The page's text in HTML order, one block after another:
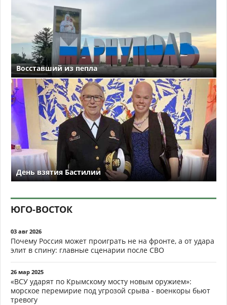
Восставший из пепла
День взятия Бастилии
ЮГО-ВОСТОК
03 авг 2026
Почему Россия может проиграть не на фронте, а от удара
элит в спину: главные сценарии после СВО
26 мар 2025
«ВСУ ударят по Крымскому мосту новым оружием»:
морское перемирие под угрозой срыва - военкоры бьют
тревогу